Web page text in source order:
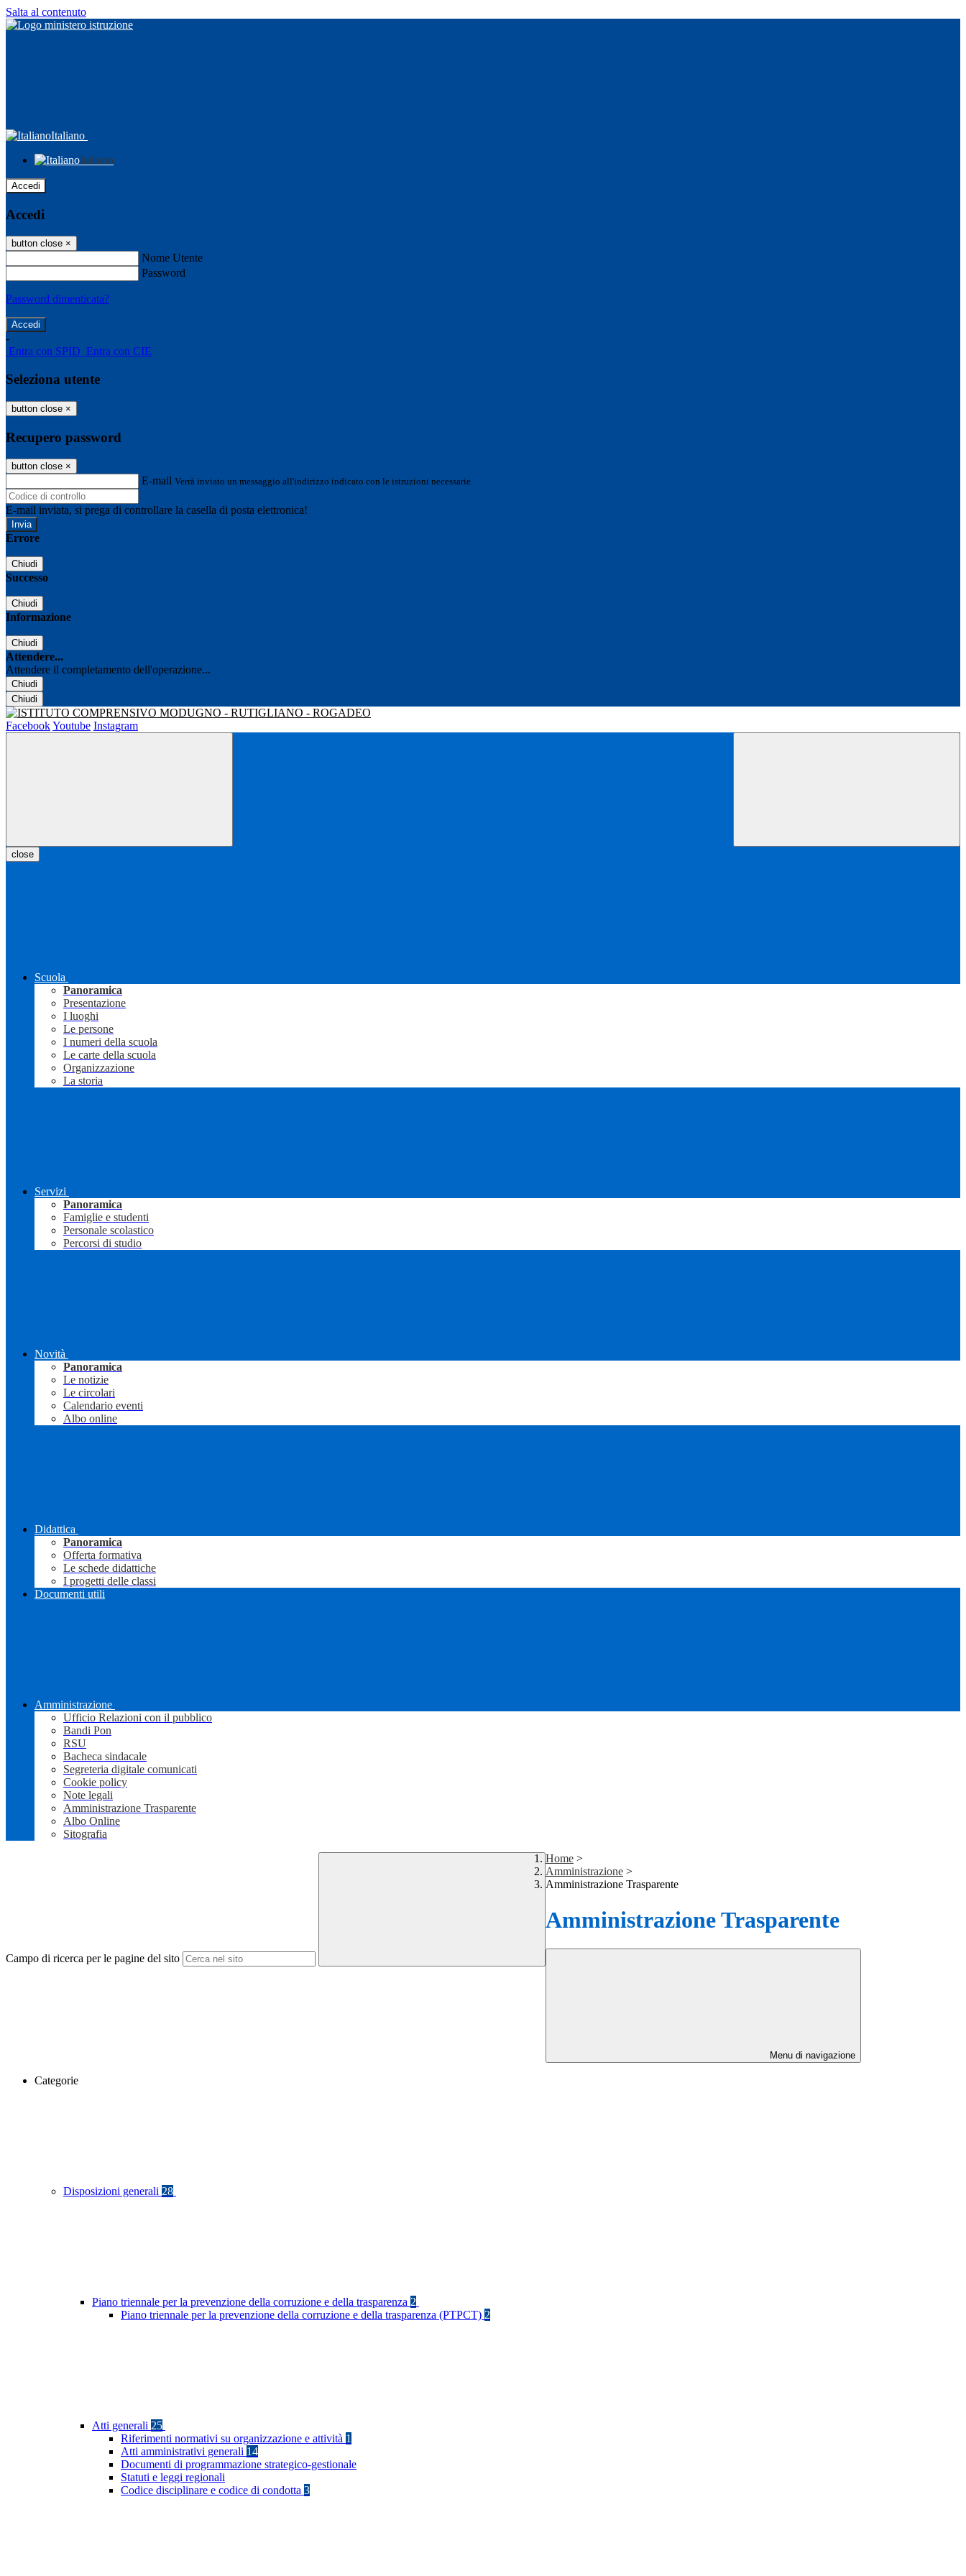
Salta al contenuto
Italiano
Italiano
Accedi
Accedi
button close ×
Nome Utente
Password
Password dimenticata?
-
Entra con SPID Entra con CIE
Seleziona utente
button close ×
Recupero password
button close ×
E-mail Verrà inviato un messaggio all'indirizzo indicato con le istruzioni necessarie.
E-mail inviata, si prega di controllare la casella di posta elettronica!
Errore
Chiudi
Successo
Chiudi
Informazione
Chiudi
Attendere...
Attendere il completamento dell'operazione...
Chiudi
Chiudi
FacebookYoutube Instagram
close
Scuola
Panoramica
Presentazione
I luoghi
Le persone
I numeri della scuola
Le carte della scuola
Organizzazione
La storia
Servizi
Panoramica
Famiglie e studenti
Personale scolastico
Percorsi di studio
Novità
Panoramica
Le notizie
Le circolari
Calendario eventi
Albo online
Didattica
Panoramica
Offerta formativa
Le schede didattiche
I progetti delle classi
Documenti utili
Amministrazione
Ufficio Relazioni con il pubblico
Bandi Pon
RSU
Bacheca sindacale
Segreteria digitale comunicati
Cookie policy
Note legali
Amministrazione Trasparente
Albo Online
Sitografia
Campo di ricerca per le pagine del sito
Home >
Amministrazione >
Amministrazione Trasparente
Amministrazione Trasparente
Menu di navigazione
Categorie
Disposizioni generali 28
Piano triennale per la prevenzione della corruzione e della trasparenza 2
Piano triennale per la prevenzione della corruzione e della trasparenza (PTPCT) 2
Atti generali 25
Riferimenti normativi su organizzazione e attività 1
Atti amministrativi generali 14
Documenti di programmazione strategico-gestionale
Statuti e leggi regionali
Codice disciplinare e codice di condotta 3